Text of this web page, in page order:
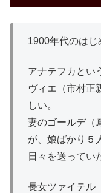
1900年代のはじ
アナテフカとい
ヴィエ（市村正
しい。
妻のゴールデ（
が、娘ばかり５
日々を送ってい
長女ツァイテル